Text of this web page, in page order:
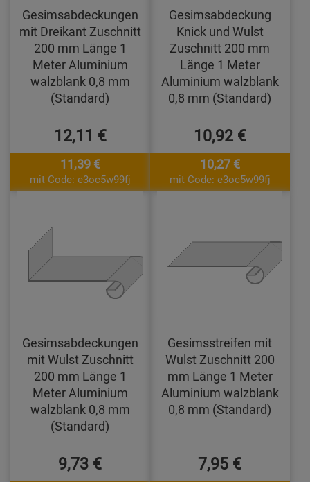
Gesimsabdeckungen
mit Dreikant Zuschnitt
200 mm Länge 1
Meter Aluminium
walzblank 0,8 mm
(Standard)
12,11 €
11,39 €
mit Code: e3oc5w99fj
Gesimsabdeckung
Knick und Wulst
Zuschnitt 200 mm
Länge 1 Meter
Aluminium walzblank
0,8 mm (Standard)
10,92 €
10,27 €
mit Code: e3oc5w99fj
Gesimsabdeckungen
mit Wulst Zuschnitt
200 mm Länge 1
Meter Aluminium
walzblank 0,8 mm
(Standard)
9,73 €
Gesimsstreifen mit
Wulst Zuschnitt 200
mm Länge 1 Meter
Aluminium walzblank
0,8 mm (Standard)
7,95 €